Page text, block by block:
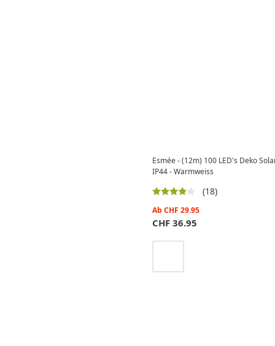
Esmée - (12m) 100 LED's Deko
IP44 - Warmweiss
(18)
Ab CHF 29.95
CHF 36.95